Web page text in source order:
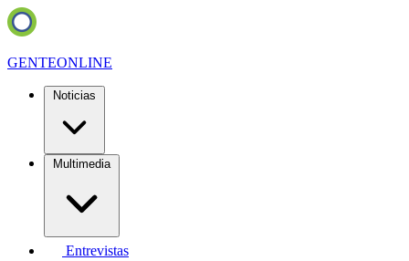
GENTEONLINE
Noticias
Multimedia
Entrevistas